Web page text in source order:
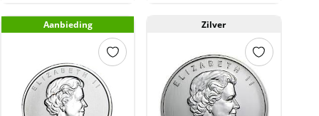
Aanbieding Zilver